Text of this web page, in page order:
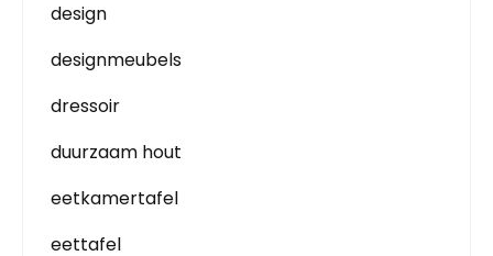
design
designmeubels
dressoir
duurzaam hout
eetkamertafel
eettafel